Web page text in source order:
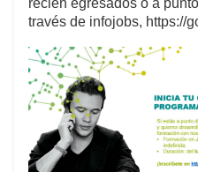
recién egresados o a
través de infojobs, https://